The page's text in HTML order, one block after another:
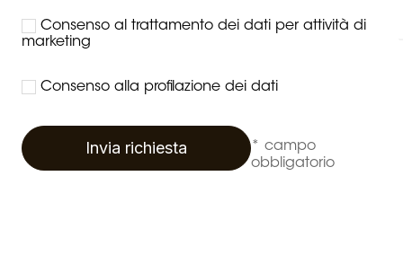
Consenso al trattamento dei dati per attività di
marketing
Consenso alla profilazione dei dati
Invia richiesta
* campo
obbligatorio